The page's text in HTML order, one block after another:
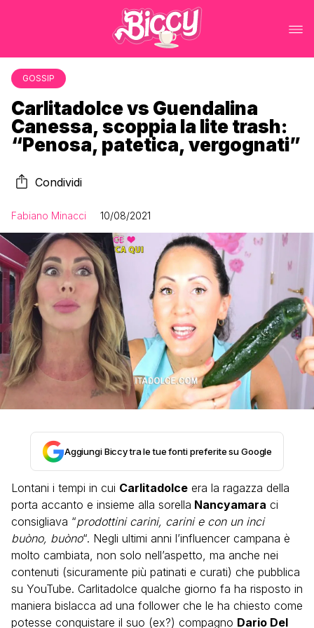
GOSSIP
Carlitadolce vs Guendalina
Canessa, scoppia la lite trash:
“Penosa, patetica, vergognati”
Condividi
Fabiano Minacci 10/08/2021
Aggiungi Biccy tra le tue fonti preferite su Google
Lontani i tempi in cui Carlitadolce era la ragazza della
porta accanto e insieme alla sorella Nancyamara ci
consigliava “prodottini carini, carini e con un inci
buòno, buòno“. Negli ultimi anni l’influencer campana è
molto cambiata, non solo nell’aspetto, ma anche nei
contenuti (sicuramente più patinati e curati) che pubblica
su YouTube. Carlitadolce qualche giorno fa ha risposto in
maniera bislacca ad una follower che le ha chiesto come
potesse conquistare il suo (ex?) compagno Dario Del